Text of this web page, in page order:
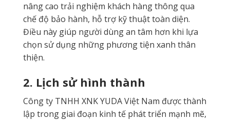
nâng cao trải nghiệm khách hàng thông qua
chế độ bảo hành, hỗ trợ kỹ thuật toàn diện.
Điều này giúp người dùng an tâm hơn khi lựa
chọn sử dụng những phương tiện xanh thân
thiện.
2. Lịch sử hình thành
Công ty TNHH XNK YUDA Việt Nam được thành
lập trong giai đoạn kinh tế phát triển mạnh mẽ,